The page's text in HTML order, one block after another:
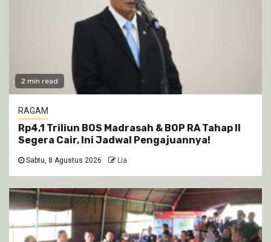
2 min read
RAGAM
Rp4,1 Triliun BOS Madrasah & BOP RA Tahap II
Segera Cair, Ini Jadwal Pengajuannya!
Sabtu, 8 Agustus 2026 Lia